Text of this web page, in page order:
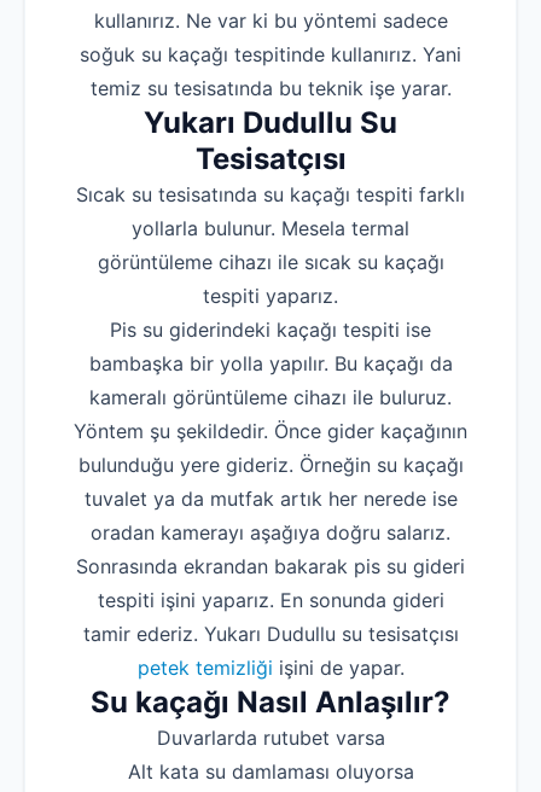
kullanırız. Ne var ki bu yöntemi sadece
soğuk su kaçağı tespitinde kullanırız. Yani
temiz su tesisatında bu teknik işe yarar.
Yukarı Dudullu Su
Tesisatçısı
Sıcak su tesisatında su kaçağı tespiti farklı
yollarla bulunur. Mesela termal
görüntüleme cihazı ile sıcak su kaçağı
tespiti yaparız.
Pis su giderindeki kaçağı tespiti ise
bambaşka bir yolla yapılır. Bu kaçağı da
kameralı görüntüleme cihazı ile buluruz.
Yöntem şu şekildedir. Önce gider kaçağının
bulunduğu yere gideriz. Örneğin su kaçağı
tuvalet ya da mutfak artık her nerede ise
oradan kamerayı aşağıya doğru salarız.
Sonrasında ekrandan bakarak pis su gideri
tespiti işini yaparız. En sonunda gideri
tamir ederiz. Yukarı Dudullu su tesisatçısı
petek temizliği işini de yapar.
Su kaçağı Nasıl Anlaşılır?
Duvarlarda rutubet varsa
Alt kata su damlaması oluyorsa